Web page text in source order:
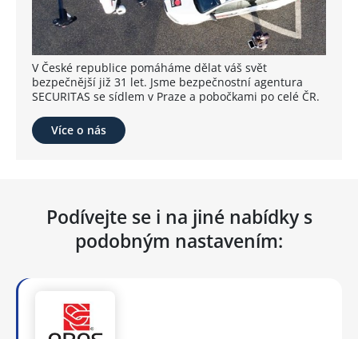
V České republice pomáháme dělat váš svět
bezpečnější již 31 let. Jsme bezpečnostní agentura
SECURITAS se sídlem v Praze a pobočkami po celé ČR.
Více o nás
Podívejte se i na jiné nabídky s
podobným nastavením: